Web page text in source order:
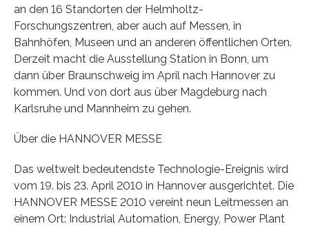
an den 16 Standorten der Helmholtz-
Forschungszentren, aber auch auf Messen, in
Bahnhöfen, Museen und an anderen öffentlichen Orten.
Derzeit macht die Ausstellung Station in Bonn, um
dann über Braunschweig im April nach Hannover zu
kommen. Und von dort aus über Magdeburg nach
Karlsruhe und Mannheim zu gehen.
Über die HANNOVER MESSE
Das weltweit bedeutendste Technologie-Ereignis wird
vom 19. bis 23. April 2010 in Hannover ausgerichtet. Die
HANNOVER MESSE 2010 ver­eint neun Leitmessen an
einem Ort: Industrial Automation, Energy, Power Plant